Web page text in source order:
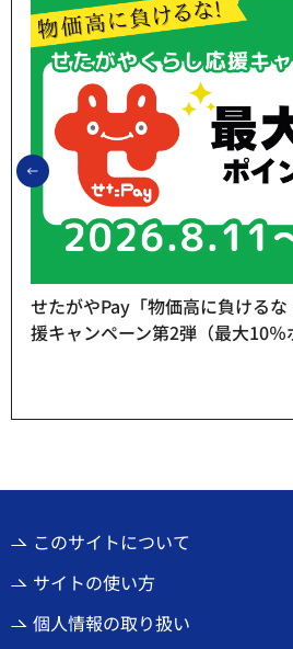
前のスライドを表示
せたがやPay「物価高に負ける
援キャンペーン第2弾（最大10％
このサイトについて
サイトの使い方
個人情報の取り扱い